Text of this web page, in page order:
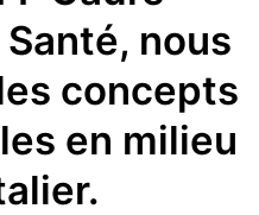
nous
concepts
en milieu